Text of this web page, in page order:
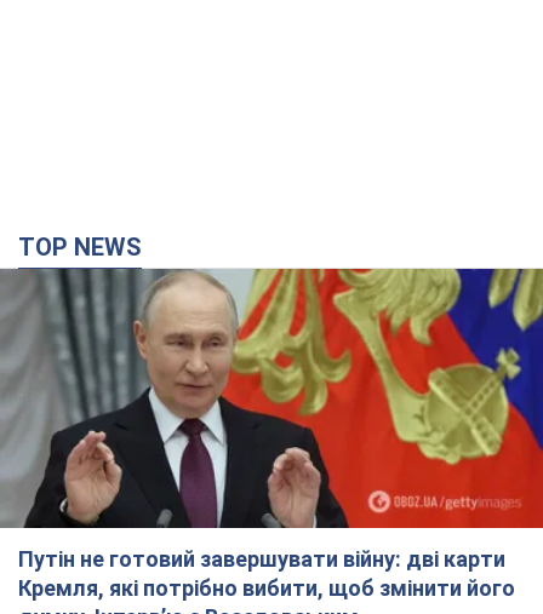
TOP NEWS
Путін не готовий завершувати війну: дві карти
Кремля, які потрібно вибити, щоб змінити його